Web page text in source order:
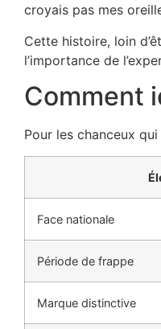
croyais pas mes
Cette histoire, loin
l’importance de
Comment
Pour les chanceux
Face nationale
Période de frappe
Marque distinctive